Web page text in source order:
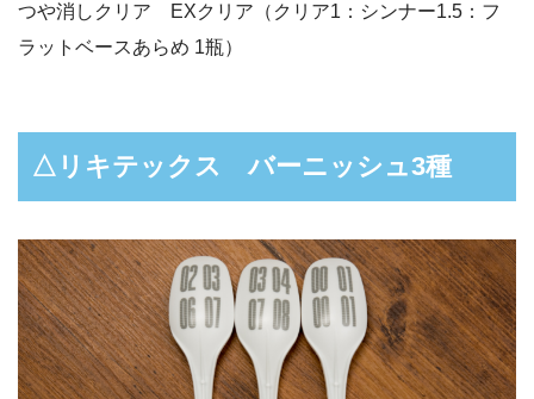
つや消しクリア EXクリア（クリア1：シンナー1.5：フ
ラットベースあらめ 1瓶）
△リキテックス バーニッシュ3種